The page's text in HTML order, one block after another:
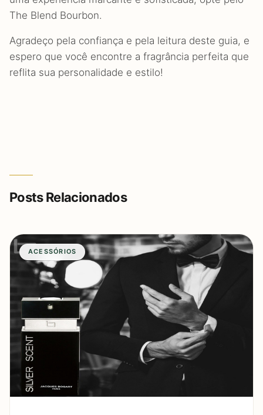
The Blend Bourbon.
Agradeço pela confiança e pela leitura deste guia, e
espero que você encontre a fragrância perfeita que
reflita sua personalidade e estilo!
Posts Relacionados
ACESSÓRIOS